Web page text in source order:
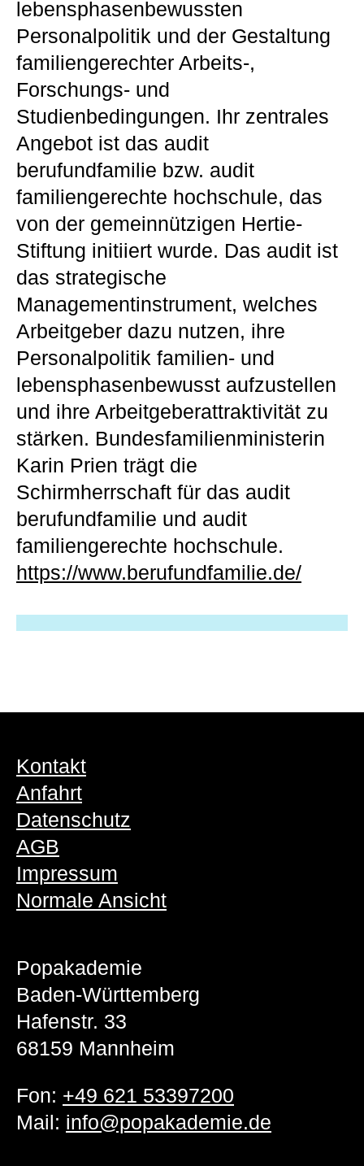
lebensphasenbewussten
Personalpolitik und der Gestaltung
familiengerechter Arbeits-,
Forschungs- und
Studienbedingungen. Ihr zentrales
Angebot ist das audit
berufundfamilie bzw. audit
familiengerechte hochschule, das
von der gemeinnützigen Hertie-
Stiftung initiiert wurde. Das audit ist
das strategische
Managementinstrument, welches
Arbeitgeber dazu nutzen, ihre
Personalpolitik familien- und
lebensphasenbewusst aufzustellen
und ihre Arbeitgeberattraktivität zu
stärken. Bundesfamilienministerin
Karin Prien trägt die
Schirmherrschaft für das audit
berufundfamilie und audit
familiengerechte hochschule.
https://www.berufundfamilie.de/
Kontakt
Anfahrt
Datenschutz
AGB
Impressum
Normale Ansicht
Popakademie
Baden-Württemberg
Hafenstr. 33
68159 Mannheim
Fon: +49 621 53397200
Mail: info@popakademie.de